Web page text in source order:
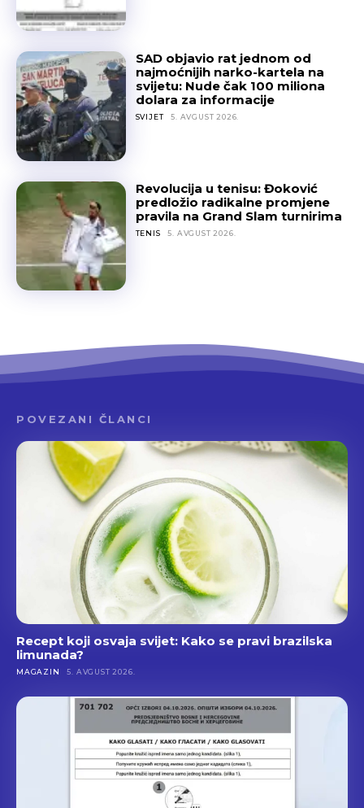
SAD objavio rat jednom od
najmoćnijih narko-kartela na
svijetu: Nude čak 100 miliona
dolara za informacije
SVIJET 5. AVGUST 2026.
Revolucija u tenisu: Đoković
predložio radikalne promjene
pravila na Grand Slam turnirima
TENIS 5. AVGUST 2026.
POVEZANI ČLANCI
Recept koji osvaja svijet: Kako se pravi brazilska
limunada?
MAGAZIN 5. AVGUST 2026.